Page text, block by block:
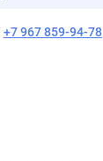
+7 967 859-94-78